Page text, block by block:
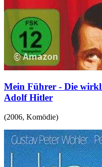
Mein Führer - Die
Adolf Hitler
(2006, Komödie)